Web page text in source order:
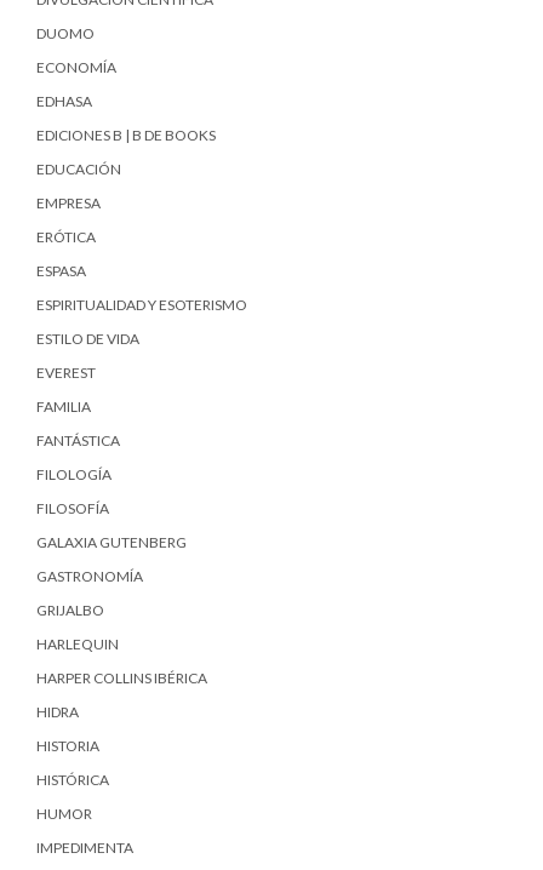
DUOMO
ECONOMÍA
EDHASA
EDICIONES B | B DE BOOKS
EDUCACIÓN
EMPRESA
ERÓTICA
ESPASA
ESPIRITUALIDAD Y ESOTERISMO
ESTILO DE VIDA
EVEREST
FAMILIA
FANTÁSTICA
FILOLOGÍA
FILOSOFÍA
GALAXIA GUTENBERG
GASTRONOMÍA
GRIJALBO
HARLEQUIN
HARPER COLLINS IBÉRICA
HIDRA
HISTORIA
HISTÓRICA
HUMOR
IMPEDIMENTA